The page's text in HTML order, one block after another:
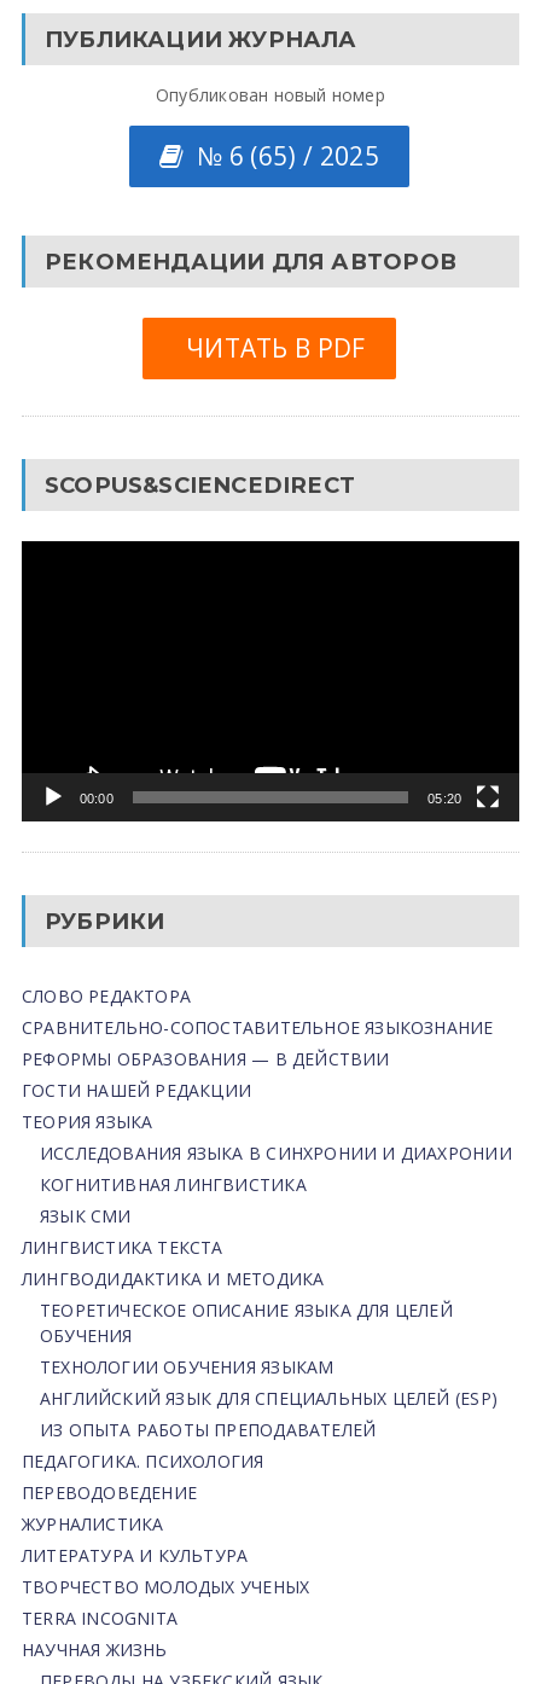
ПУБЛИКАЦИИ ЖУРНАЛА
Опубликован новый номер
№ 6 (65) / 2025
РЕКОМЕНДАЦИИ ДЛЯ АВТОРОВ
ЧИТАТЬ В PDF
SCOPUS&SCIENCEDIRECT
00:00 05:20
РУБРИКИ
СЛОВО РЕДАКТОРА
СРАВНИТЕЛЬНО-СОПОСТАВИТЕЛЬНОЕ ЯЗЫКОЗНАНИЕ
РЕФОРМЫ ОБРАЗОВАНИЯ — В ДЕЙСТВИИ
ГОСТИ НАШЕЙ РЕДАКЦИИ
ТЕОРИЯ ЯЗЫКА
ИССЛЕДОВАНИЯ ЯЗЫКА В СИНХРОНИИ И ДИАХРОНИИ
КОГНИТИВНАЯ ЛИНГВИСТИКА
ЯЗЫК СМИ
ЛИНГВИСТИКА ТЕКСТА
ЛИНГВОДИДАКТИКА И МЕТОДИКА
ТЕОРЕТИЧЕСКОЕ ОПИСАНИЕ ЯЗЫКА ДЛЯ ЦЕЛЕЙ
ОБУЧЕНИЯ
ТЕХНОЛОГИИ ОБУЧЕНИЯ ЯЗЫКАМ
АНГЛИЙСКИЙ ЯЗЫК ДЛЯ СПЕЦИАЛЬНЫХ ЦЕЛЕЙ (ESP)
ИЗ ОПЫТА РАБОТЫ ПРЕПОДАВАТЕЛЕЙ
ПЕДАГОГИКА. ПСИХОЛОГИЯ
ПЕРЕВОДОВЕДЕНИЕ
ЖУРНАЛИСТИКА
ЛИТЕРАТУРА И КУЛЬТУРА
ТВОРЧЕСТВО МОЛОДЫХ УЧЕНЫХ
TERRA INCOGNITA
НАУЧНАЯ ЖИЗНЬ